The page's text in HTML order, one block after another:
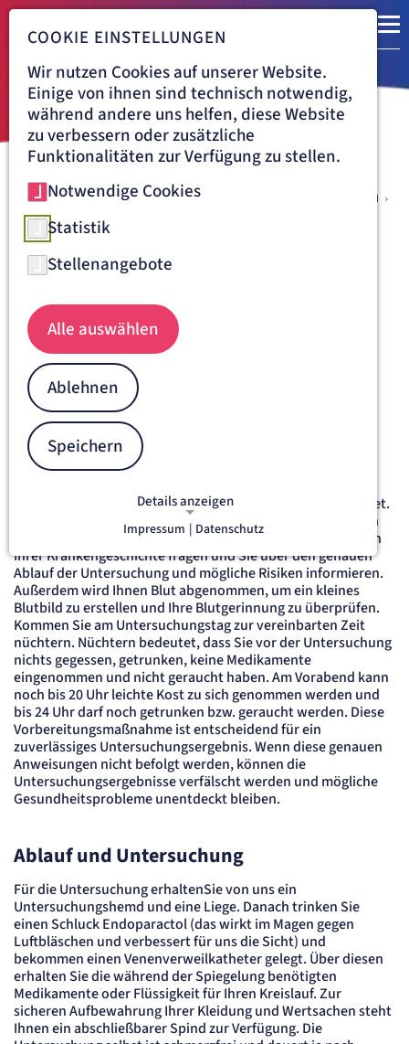
Navigationspfad
ARTEMED KLINIKUM MÜNCHEN SÜD
BAUCHZENTRUM
ENDOSKOPIE/VORSORGE
Gastroskopie
(Magenspiegelung)
Informationen
Allgemein
Häufige Krankheitsbilder
Vorbereitung
Tage vor dem eigentlichen Untersuchungstermin stattfindet.
Bei diesem Gespräch haben Sie die Möglichkeit, ausführlich
mit dem zuständigen Arzt zu sprechen. Dieser wird Sie nach
Ihrer Krankengeschichte fragen und Sie über den genauen
Ablauf der Untersuchung und mögliche Risiken informieren.
Außerdem wird Ihnen Blut abgenommen, um ein kleines
Blutbild zu erstellen und Ihre Blutgerinnung zu überprüfen.
Kommen Sie am Untersuchungstag zur vereinbarten Zeit
nüchtern. Nüchtern bedeutet, dass Sie vor der Untersuchung
nichts gegessen, getrunken, keine Medikamente
eingenommen und nicht geraucht haben. Am Vorabend kann
noch bis 20 Uhr leichte Kost zu sich genommen werden und
bis 24 Uhr darf noch getrunken bzw. geraucht werden. Diese
Vorbereitungsmaßnahme ist entscheidend für ein
zuverlässiges Untersuchungsergebnis. Wenn diese genauen
Anweisungen nicht befolgt werden, können die
Untersuchungsergebnisse verfälscht werden und mögliche
Gesundheitsprobleme unentdeckt bleiben.
Ablauf und Untersuchung
Für die Untersuchung erhaltenSie von uns ein
Untersuchungshemd und eine Liege. Danach trinken Sie
einen Schluck Endoparactol (das wirkt im Magen gegen
Luftbläschen und verbessert für uns die Sicht) und
bekommen einen Venenverweilkatheter gelegt. Über diesen
erhalten Sie die während der Spiegelung benötigten
Medikamente oder Flüssigkeit für Ihren Kreislauf. Zur
sicheren Aufbewahrung Ihrer Kleidung und Wertsachen steht
Ihnen ein abschließbarer Spind zur Verfügung. Die
COOKIE EINSTELLUNGEN
Wir nutzen Cookies auf unserer Website.
Einige von ihnen sind technisch notwendig,
während andere uns helfen, diese Website
zu verbessern oder zusätzliche
Funktionalitäten zur Verfügung zu stellen.
Notwendige Cookies
Statistik
Stellenangebote
Alle auswählen
Ablehnen
Speichern
Details anzeigen
NOTWENDIGE COOKIES
Notwendige Cookies ermöglichen
grundlegende Funktionen und sind für
die einwandfreie Funktion der Website
erforderlich.
etracker Sitzungs-Cookie
Name:
et_oi_v2
Anbieter:
etracker GmbH
Zweck:
Opt-In Cookie speichert die Entscheidung des Besuchers, wenn auf der Seite des
Kunden das Tracking Opt-In ausgespielt wird. Wird auch für ein eventuelles Opt-Out
verwendet.
Content-Management-System-
Cookie
Name:
fe_typo_user
Anbieter:
TYPO3
Zweck:
Dient der Identifizierung eines Anwenders und der besseren Bedienerführung.
Cookie Laufzeit:
Impressum | Datenschutz